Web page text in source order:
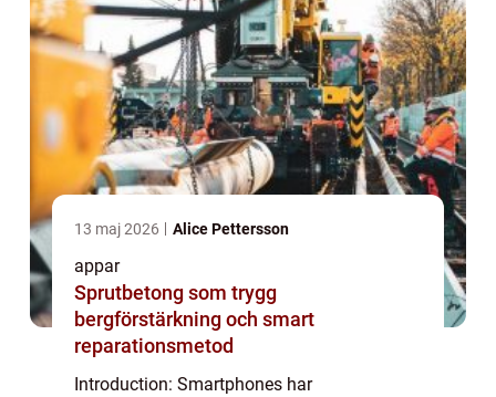
13 maj 2026 Alice Pettersson
appar
Sprutbetong som trygg
bergförstärkning och smart
reparationsmetod
Introduction: Smartphones har